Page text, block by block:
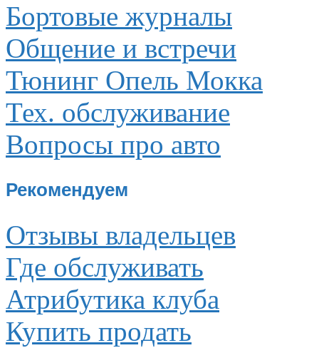
Бортовые журналы
Общение и встречи
Тюнинг Опель Мокка
Тех. обслуживание
Вопросы про авто
Рекомендуем
Отзывы владельцев
Где обслуживать
Атрибутика клуба
Купить продать